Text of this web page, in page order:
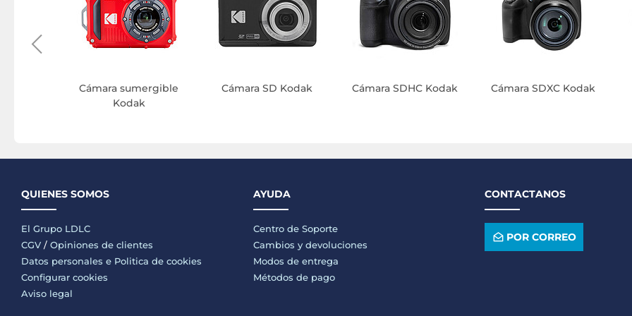
Cámara sumergible
Kodak
Cámara SD Kodak Cámara SDHC Kodak Cámara SDXC Kodak
QUIENES SOMOS
El Grupo LDLC
CGV / Opiniones de clientes
Datos personales e Politica de cookies
Configurar cookies
Aviso legal
AYUDA
Centro de Soporte
Cambios y devoluciones
Modos de entrega
Métodos de pago
CONTACTANOS
POR CORREO